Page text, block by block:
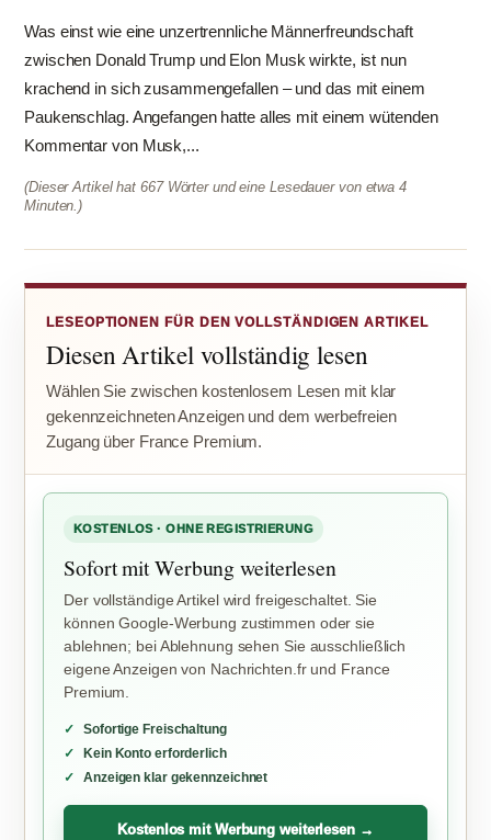
Was einst wie eine unzertrennliche Männerfreundschaft
zwischen Donald Trump und Elon Musk wirkte, ist nun
krachend in sich zusammengefallen – und das mit einem
Paukenschlag. Angefangen hatte alles mit einem wütenden
Kommentar von Musk,...
(Dieser Artikel hat 667 Wörter und eine Lesedauer von etwa 4
Minuten.)
LESEOPTIONEN FÜR DEN VOLLSTÄNDIGEN ARTIKEL
Diesen Artikel vollständig lesen
Wählen Sie zwischen kostenlosem Lesen mit klar
gekennzeichneten Anzeigen und dem werbefreien
Zugang über France Premium.
KOSTENLOS · OHNE REGISTRIERUNG
Sofort mit Werbung weiterlesen
Der vollständige Artikel wird freigeschaltet. Sie
können Google-Werbung zustimmen oder sie
ablehnen; bei Ablehnung sehen Sie ausschließlich
eigene Anzeigen von Nachrichten.fr und France
Premium.
Sofortige Freischaltung
Kein Konto erforderlich
Anzeigen klar gekennzeichnet
Kostenlos mit Werbung weiterlesen →